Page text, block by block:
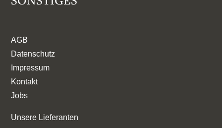
AGB
Datenschutz
Impressum
Kontakt
Jobs
Unsere Lieferanten